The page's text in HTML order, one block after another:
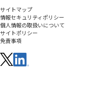
サイトマップ
情報セキュリティポリシー
個人情報の取扱いについて
サイトポリシー
免責事項